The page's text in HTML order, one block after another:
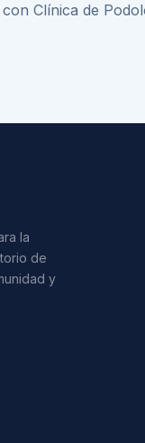
Clínica de
la
de
y